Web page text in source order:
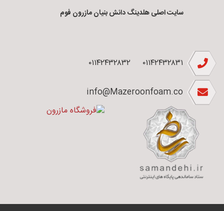
سایت اصلی هلدینگ دانش بنیان مازرون فوم
۰۱۱۴۲۴۳۲۸۳۱ ۰۱۱۴۲۴۳۲۸۳۲
info@Mazeroonfoam.co